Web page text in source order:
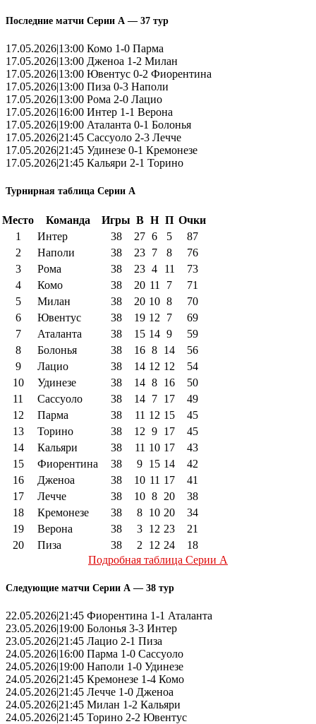
Последние матчи Серии А — 37 тур
17.05.2026|13:00 Комо 1-0 Парма
17.05.2026|13:00 Дженоа 1-2 Милан
17.05.2026|13:00 Ювентус 0-2 Фиорентина
17.05.2026|13:00 Пиза 0-3 Наполи
17.05.2026|13:00 Рома 2-0 Лацио
17.05.2026|16:00 Интер 1-1 Верона
17.05.2026|19:00 Аталанта 0-1 Болонья
17.05.2026|21:45 Сассуоло 2-3 Лечче
17.05.2026|21:45 Удинезе 0-1 Кремонезе
17.05.2026|21:45 Кальяри 2-1 Торино
Турнирная таблица Серии А
Место Команда Игры В Н П Очки
1
Интер 38 27 6 5
87
2
Наполи 38 23 7 8
76
3
Рома 38 23 4 11
73
4
Комо 38 20 11 7
71
5
Милан 38 20 10 8
70
6
Ювентус 38 19 12 7
69
7
Аталанта 38 15 14 9
59
8
Болонья 38 16 8 14
56
9
Лацио 38 14 12 12
54
10
Удинезе 38 14 8 16
50
11
Сассуоло 38 14 7 17
49
12
Парма 38 11 12 15
45
13
Торино 38 12 9 17
45
14
Кальяри 38 11 10 17
43
15
Фиорентина 38 9 15 14
42
16
Дженоа 38 10 11 17
41
17
Лечче 38 10 8 20
38
18
Кремонезе 38 8 10 20
34
19
Верона 38 3 12 23
21
20
Пиза 38 2 12 24
18
Подробная таблица Серии А
Следующие матчи Серии А — 38 тур
22.05.2026|21:45 Фиорентина 1-1 Аталанта
23.05.2026|19:00 Болонья 3-3 Интер
23.05.2026|21:45 Лацио 2-1 Пиза
24.05.2026|16:00 Парма 1-0 Сассуоло
24.05.2026|19:00 Наполи 1-0 Удинезе
24.05.2026|21:45 Кремонезе 1-4 Комо
24.05.2026|21:45 Лечче 1-0 Дженоа
24.05.2026|21:45 Милан 1-2 Кальяри
24.05.2026|21:45 Торино 2-2 Ювентус